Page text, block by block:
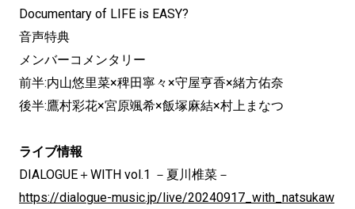
Documentary of LIFE is EASY?
音声特典
メンバーコメンタリー
前半:内山悠里菜×稗田寧々×守屋亨香×緒方佑奈
後半:鷹村彩花×宮原颯希×飯塚麻結×村上まなつ
ライブ情報
DIALOGUE＋WITH vol.1 －夏川椎菜－
https://dialogue-music.jp/live/20240917_with_natsukaw